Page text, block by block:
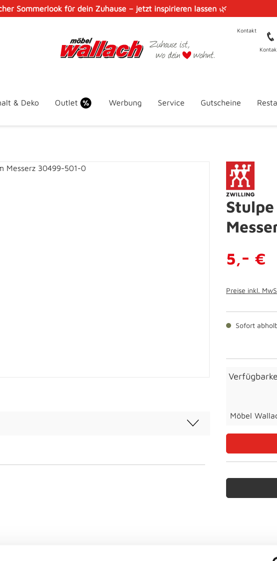
Sommerlook für dein Zuhause – jetzt inspirieren lassen 🌿
Kontakt
& Deko Outlet Werbung Service Gutscheine
5,- €
Preise inkl.
Sofort
Möbel